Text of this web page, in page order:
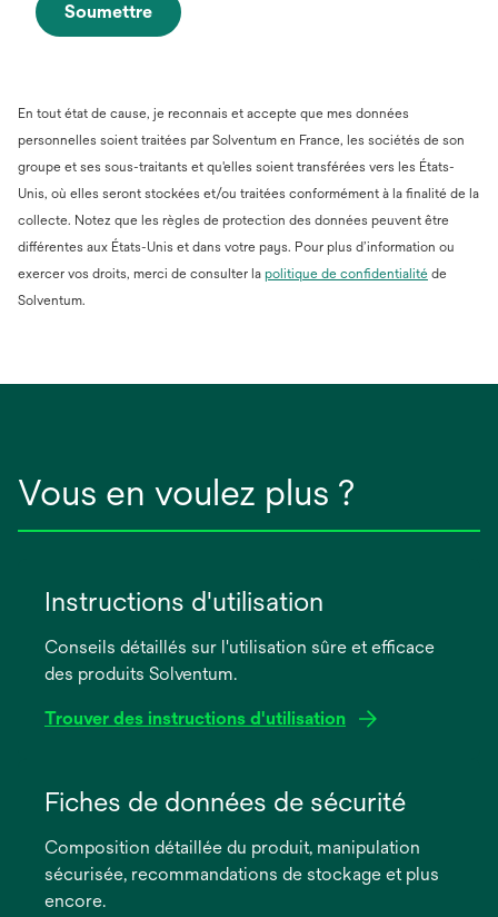
Soumettre
En tout état de cause, je reconnais et accepte que mes données
personnelles soient traitées par Solventum en France, les sociétés de son
groupe et ses sous-traitants et qu'elles soient transférées vers les États-
Unis, où elles seront stockées et/ou traitées conformément à la finalité de la
collecte. Notez que les règles de protection des données peuvent être
différentes aux États-Unis et dans votre pays. Pour plus d’information ou
exercer vos droits, merci de consulter la politique de confidentialité s’ouvre
de
Solventum.
Vous en voulez plus ?
Instructions d'utilisation
Conseils détaillés sur l'utilisation sûre et efficace
des produits Solventum.
Trouver des instructions d'utilisation
dans
nouvel
onglet
Fiches de données de sécurité
Composition détaillée du produit, manipulation
sécurisée, recommandations de stockage et plus
encore.